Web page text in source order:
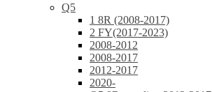
Q5
1 8R (2008-2017)
2 FY(2017-2023)
2008-2012
2008-2017
2012-2017
2020-